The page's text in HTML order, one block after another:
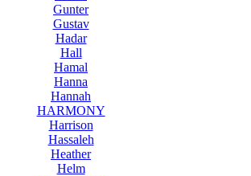
Gunter
Gustav
Hadar
Hall
Hamal
Hanna
Hannah
HARMONY
Harrison
Hassaleh
Heather
Helm